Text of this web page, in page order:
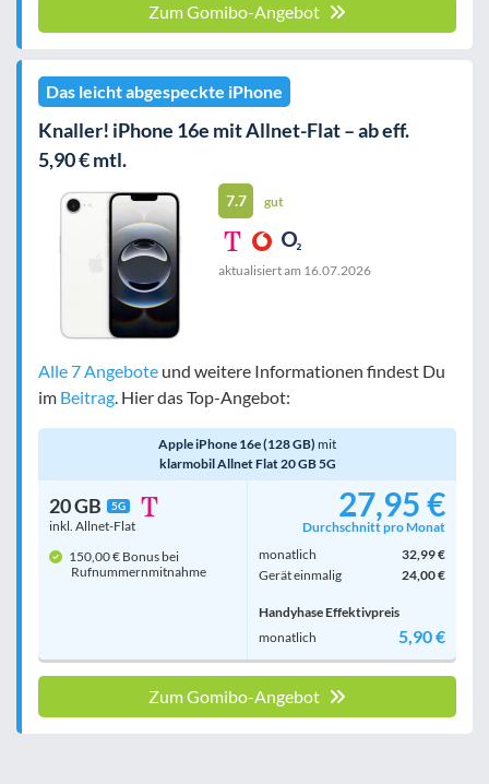
Zum Gomibo-Angebot
Das leicht abgespeckte iPhone
Knaller! iPhone 16e mit Allnet-Flat – ab eff.
5,90 € mtl.
7.7 gut
aktualisiert am 16.07.2026
Alle 7 Angebote und weitere Informationen findest Du
im Beitrag. Hier das Top-Angebot:
Apple iPhone 16e (128 GB) mit
klarmobil Allnet Flat 20 GB 5G
20 GB 5G
inkl. Allnet-Flat
150,00 € Bonus bei
Rufnummern­mitnahme
27,95 €
Durchschnitt pro Monat
monatlich
32,99 €
Gerät einmalig
24,00 €
Handyhase Effektivpreis
monatlich
5,90 €
Zum Gomibo-Angebot